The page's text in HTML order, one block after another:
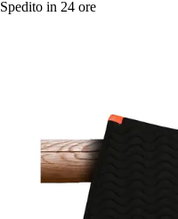
Spedito in 24 ore